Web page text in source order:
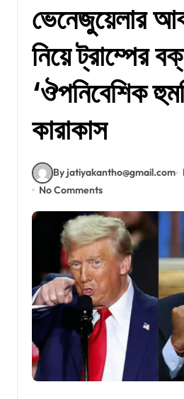
ভেনেজুয়েলার
নিয়ে ট্রাম্পের
‘ঔপনিবেশিক
কারাকাস
By jatiyakantho@gmail.com
No Comments